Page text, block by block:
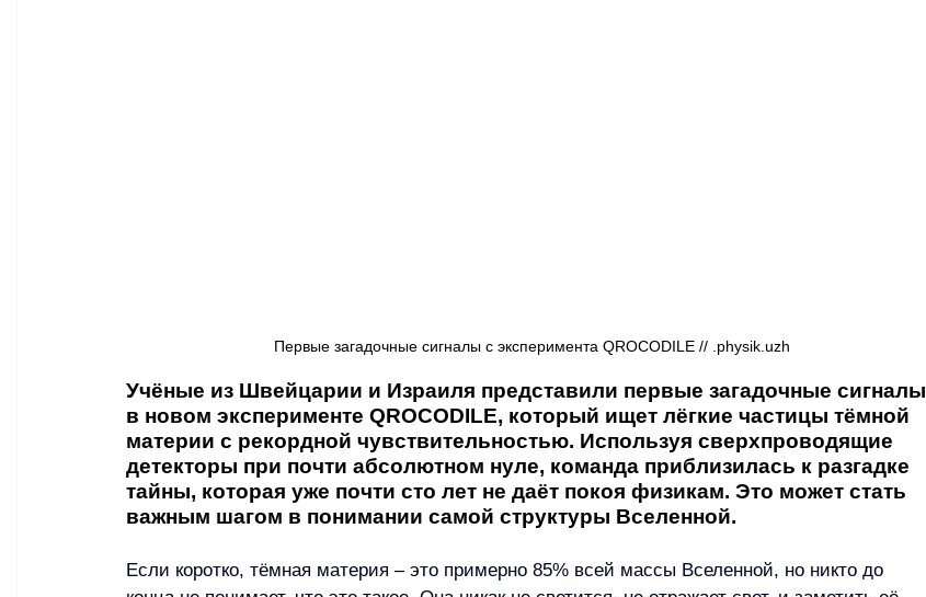
Первые загадочные сигналы с эксперимента QROCODILE // .physik.uzh
Учёные из Швейцарии и Израиля представили первые загадочные сигналы
в новом эксперименте QROCODILE, который ищет лёгкие частицы тёмной
материи с рекордной чувствительностью. Используя сверхпроводящие
детекторы при почти абсолютном нуле, команда приблизилась к разгадке
тайны, которая уже почти сто лет не даёт покоя физикам. Это может стать
важным шагом в понимании самой структуры Вселенной.
Если коротко, тёмная материя – это примерно 85% всей массы Вселенной, но никто до